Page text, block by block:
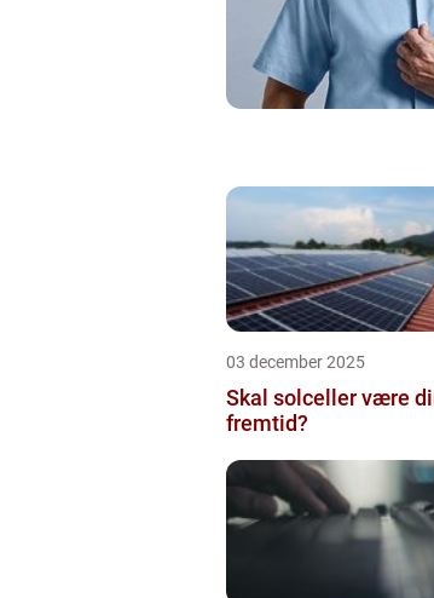
03 december 2025
Skal solceller være
fremtid?